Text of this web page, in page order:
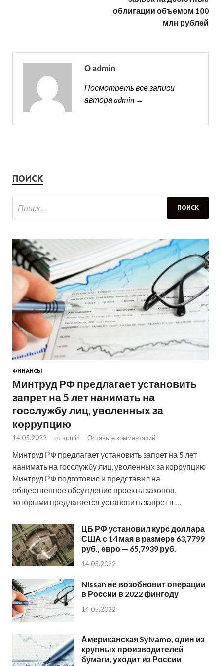
облигации объемом 100
млн рублей
О admin
Посмотреть все записи
автора admin →
ПОИСК
ФИНАНСЫ
Минтруд РФ предлагает установить
запрет на 5 лет нанимать на
госслужбу лиц, уволенных за
коррупцию
14.05.2022 - от admin - Оставьте комментарий
Минтруд РФ предлагает установить запрет на 5 лет
нанимать на госслужбу лиц, уволенных за коррупцию
Минтруд РФ подготовил и представил на
общественное обсуждение проекты законов,
которыми предлагается установить запрет в …
ЦБ РФ установил курс доллара
США с 14 мая в размере 63,7799
руб., евро — 65,7939 руб.
14.05.2022
Nissan не возобновит операции
в России в 2022 фингоду
14.05.2022
Американская Sylvamo, один из
крупных производителей
бумаги, уходит из России